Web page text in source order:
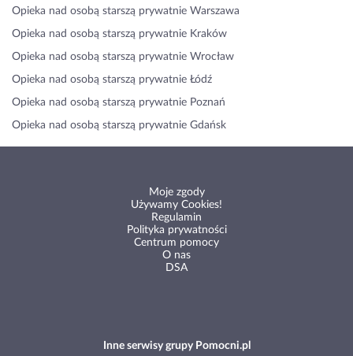
Opieka nad osobą starszą prywatnie Warszawa
Opieka nad osobą starszą prywatnie Kraków
Opieka nad osobą starszą prywatnie Wrocław
Opieka nad osobą starszą prywatnie Łódź
Opieka nad osobą starszą prywatnie Poznań
Opieka nad osobą starszą prywatnie Gdańsk
Moje zgody
Używamy Cookies!
Regulamin
Polityka prywatności
Centrum pomocy
O nas
DSA
Inne serwisy grupy Pomocni.pl